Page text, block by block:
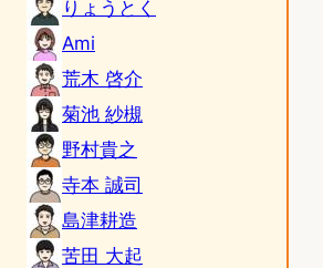
りょうとく
Ami
荒木 啓介
菊池 紗槻
野村貴之
寺本 誠司
島津耕造
苦田 大起